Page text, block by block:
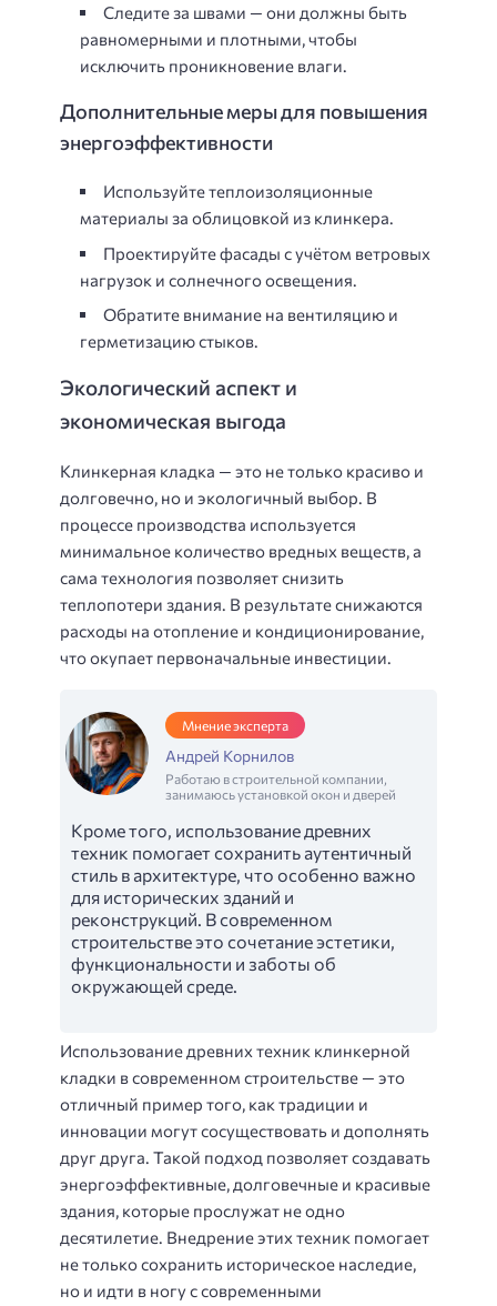
Следите за швами — они должны быть
равномерными и плотными, чтобы
исключить проникновение влаги.
Дополнительные меры для повышения
энергоэффективности
Используйте теплоизоляционные
материалы за облицовкой из клинкера.
Проектируйте фасады с учётом ветровых
нагрузок и солнечного освещения.
Обратите внимание на вентиляцию и
герметизацию стыков.
Экологический аспект и
экономическая выгода
Клинкерная кладка — это не только красиво и
долговечно, но и экологичный выбор. В
процессе производства используется
минимальное количество вредных веществ, а
сама технология позволяет снизить
теплопотери здания. В результате снижаются
расходы на отопление и кондиционирование,
что окупает первоначальные инвестиции.
Мнение эксперта
Андрей Корнилов
Работаю в строительной компании,
занимаюсь установкой окон и дверей
Кроме того, использование древних
техник помогает сохранить аутентичный
стиль в архитектуре, что особенно важно
для исторических зданий и
реконструкций. В современном
строительстве это сочетание эстетики,
функциональности и заботы об
окружающей среде.
Использование древних техник клинкерной
кладки в современном строительстве — это
отличный пример того, как традиции и
инновации могут сосуществовать и дополнять
друг друга. Такой подход позволяет создавать
энергоэффективные, долговечные и красивые
здания, которые прослужат не одно
десятилетие. Внедрение этих техник помогает
не только сохранить историческое наследие,
но и идти в ногу с современными